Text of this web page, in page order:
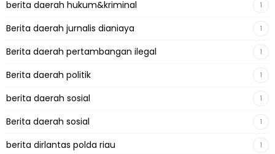
berita daerah hukum&kriminal 1
Berita daerah jurnalis dianiaya 1
Berita daerah pertambangan ilegal 1
Berita daerah politik 1
berita daerah sosial 1
Berita daerah sosial 1
berita dirlantas polda riau 1